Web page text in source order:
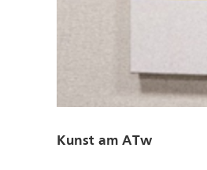
Kunst am ATw